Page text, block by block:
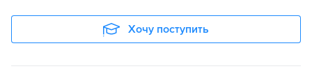
Хочу поступить